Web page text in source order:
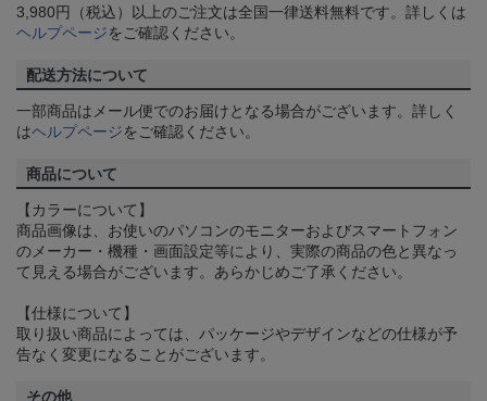
3,980円（税込）以上のご注文は全国一律送料無料です。詳しくは
ヘルプページをご確認ください。
配送方法について
一部商品はメール便でのお届けとなる場合がございます。詳しく
はヘルプページをご確認ください。
商品について
【カラーについて】
商品画像は、お使いのパソコンのモニターおよびスマートフォン
のメーカー・機種・画面設定等により、実際の商品の色と異なっ
て見える場合がございます。あらかじめご了承ください。
【仕様について】
取り扱い商品によっては、パッケージやデザインなどの仕様が予
告なく変更になることがございます。
その他